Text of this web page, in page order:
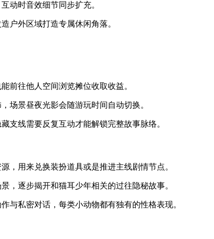
动时音效细节同步扩充。
户外区域打造专属休闲角落。
前往他人空间浏览摊位收取收益。
场景昼夜光影会随游玩时间自动切换。
支线需要反复互动才能解锁完整故事脉络。
，用来兑换装扮道具或是推进主线剧情节点。
，逐步揭开和猫耳少年相关的过往隐秘故事。
与私密对话，每类小动物都有独有的性格表现。